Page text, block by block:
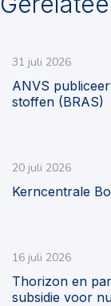
ANVS
stoffen (BRAS)
31 juli 2026
Kerncentrale
20 juli 2026
Thorizon en
subsidie voor
16 juli 2026